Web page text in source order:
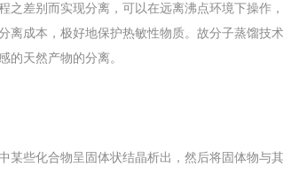
之差别而实现分离，可以在远离沸点环境下操作
离成本，极好地保护热敏性物质。故分子蒸馏技
的天然产物的分离。
某些化合物呈固体状结晶析出，然后将固体物与